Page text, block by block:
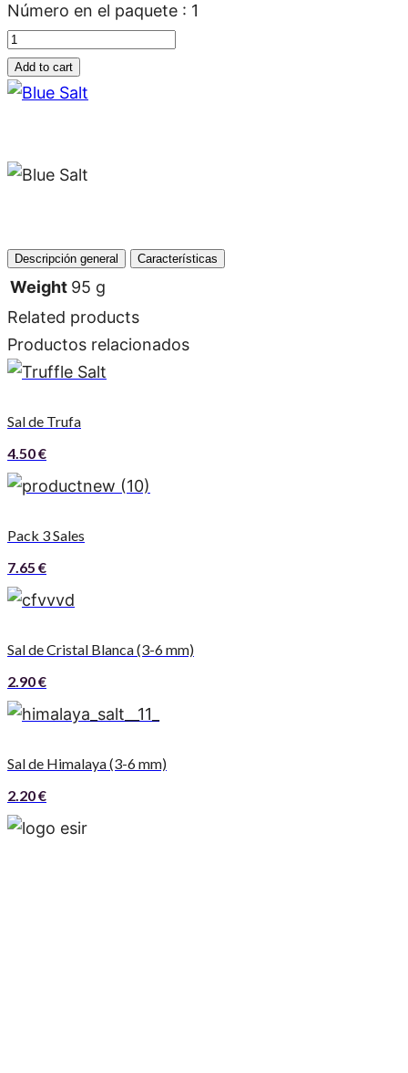
Número en el paquete : 1
Sal
Azul
(3-
quantity
Add to cart
Descripción general Características
Weight 95 g
Related products
Productos relacionados
Sal de Trufa
4.50€
Pack 3 Sales
7.65 €
Sal de Cristal Blanca (3-6 mm)
2.90€
Sal de Himalaya (3-6 mm)
2.20€